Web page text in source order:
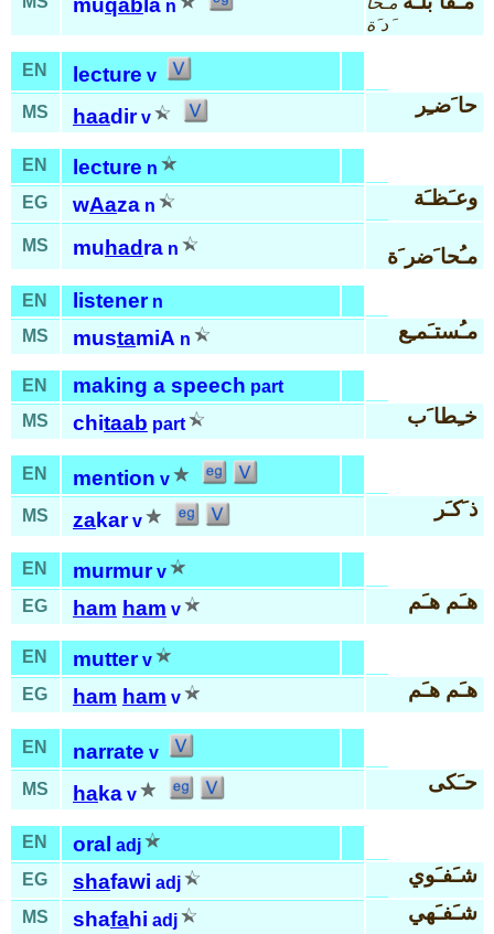
muqab la n
َد َة
EN lecture v
MS
haadir v
حا َضـِر
EN lecture n
EG
wAaza n وعـَظـَة
MS muhad ra n مـُحا َضر َة
EN listener n
MS
mustamiA n مـُستـَمـِع
EN making a speech part
MS
chitaab part خـِطا َب
EN mention v
MS
zakar v
ذ َكـَر
EN murmur v
EG
ham ham v هـَم هـَم
EN mutter v
EG
ham ham v هـَم هـَم
EN narrate v
MS
haka v
حـَكى
EN oral adj
EG
shafawi adj شـَفـَوي
MS shafahi adj شـَفـَهي